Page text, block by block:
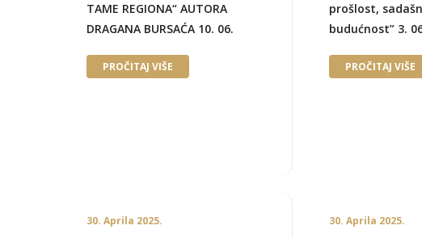
TAME REGIONA“ AUTORA
DRAGANA BURSAĆA 10. 06.
PROČITAJ VIŠE
prošlost,
budućnost” 3.
PROČITAJ VIŠE
30. Aprila 2025. 30. Aprila 2025.